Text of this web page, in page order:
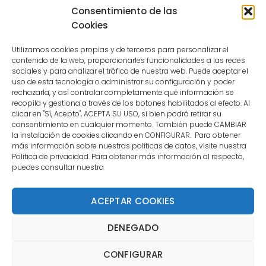
Consentimiento de las
Cookies
Utilizamos cookies propias y de terceros para personalizar el
contenido de la web, proporcionarles funcionalidades a las redes
sociales y para analizar el tráfico de nuestra web. Puede aceptar el
uso de esta tecnología o administrar su configuración y poder
rechazarla, y así controlar completamente qué información se
recopila y gestiona a través de los botones habilitados al efecto. Al
clicar en "Sí, Acepto", ACEPTA SU USO, si bien podrá retirar su
consentimiento en cualquier momento. También puede CAMBIAR
la instalación de cookies clicando en CONFIGURAR. Para obtener
más información sobre nuestras políticas de datos, visite nuestra
Política de privacidad. Para obtener más información al respecto,
puedes consultar nuestra
ACEPTAR COOKIES
DENEGADO
CONFIGURAR
because the user is not a confirmed
CONTACTO
MENÚ PRINCIPAL
MI CUENTA
DOCUMENTACIÓN
reservados. | La Mejor Tienda de Dardos y Dianas de